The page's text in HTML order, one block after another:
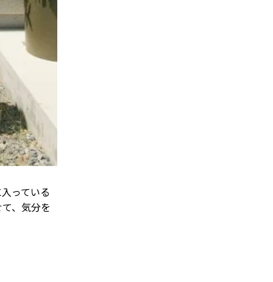
っている
、気分を